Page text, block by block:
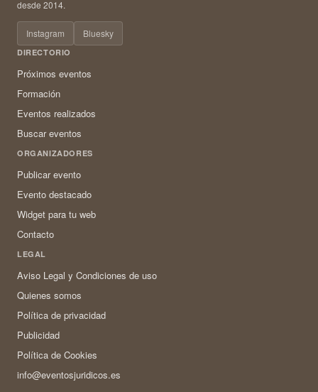
desde 2014.
Instagram Bluesky
DIRECTORIO
Próximos eventos
Formación
Eventos realizados
Buscar eventos
ORGANIZADORES
Publicar evento
Evento destacado
Widget para tu web
Contacto
LEGAL
Aviso Legal y Condiciones de uso
Quienes somos
Política de privacidad
Publicidad
Política de Cookies
info@eventosjuridicos.es